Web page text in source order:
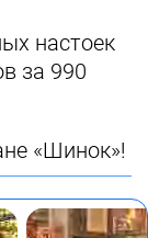
настоек
за 990
«Шинок»!